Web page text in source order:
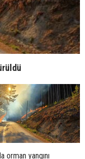
orman yangını